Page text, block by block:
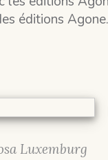
éditions Agone.
Luxemburg